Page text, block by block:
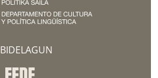
BIDELAGUN